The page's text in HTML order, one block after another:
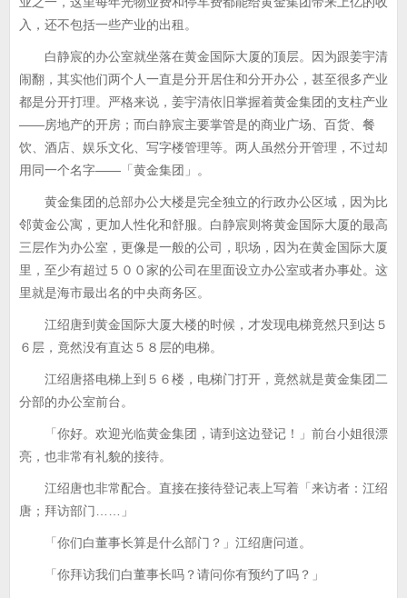
入，还不包括一些产业的出租。
白静宸的办公室就坐落在黄金国际大厦的顶层。因为跟姜宇清
闹翻，其实他们两个人一直是分开居住和分开办公，甚至很多产业
都是分开打理。严格来说，姜宇清依旧掌握着黄金集团的支柱产业
——房地产的开房；而白静宸主要掌管是的商业广场、百货、餐
饮、酒店、娱乐文化、写字楼管理等。两人虽然分开管理，不过却
用同一个名字——「黄金集团」。
黄金集团的总部办公大楼是完全独立的行政办公区域，因为比
邻黄金公寓，更加人性化和舒服。白静宸则将黄金国际大厦的最高
三层作为办公室，更像是一般的公司，职场，因为在黄金国际大厦
里，至少有超过５００家的公司在里面设立办公室或者办事处。这
里就是海市最出名的中央商务区。
江绍唐到黄金国际大厦大楼的时候，才发现电梯竟然只到达５
６层，竟然没有直达５８层的电梯。
江绍唐搭电梯上到５６楼，电梯门打开，竟然就是黄金集团二
分部的办公室前台。
「你好。欢迎光临黄金集团，请到这边登记！」前台小姐很漂
亮，也非常有礼貌的接待。
江绍唐也非常配合。直接在接待登记表上写着「来访者：江绍
唐；拜访部门……」
「你们白董事长算是什么部门？」江绍唐问道。
「你拜访我们白董事长吗？请问你有预约了吗？」